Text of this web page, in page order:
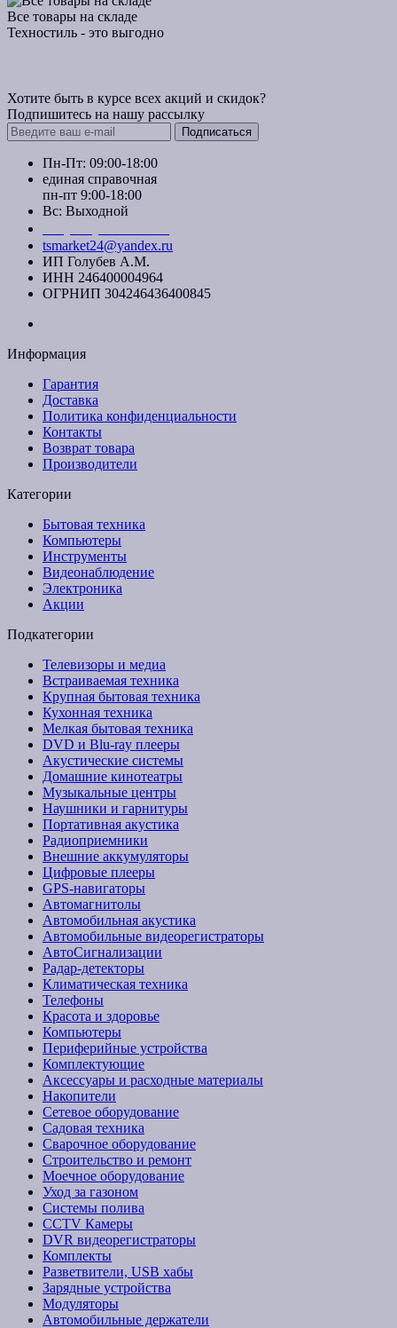
Все товары на складе
Техностиль - это выгодно
Хотите быть в курсе всех акций и скидок?
Подпишитесь на нашу рассылку
Подписаться
Пн-Пт: 09:00-18:00
единая справочная
пн-пт 9:00-18:00
Вс: Выходной
tsmarket24@yandex.ru
ИП Голубев А.М.
ИНН 246400004964
ОГРНИП 304246436400845
Информация
Гарантия
Доставка
Политика конфиденциальности
Контакты
Возврат товара
Производители
Категории
Бытовая техника
Компьютеры
Инструменты
Видеонаблюдение
Электроника
Акции
Подкатегории
Телевизоры и медиа
Встраиваемая техника
Крупная бытовая техника
Кухонная техника
Мелкая бытовая техника
DVD и Blu-ray плееры
Акустические системы
Домашние кинотеатры
Музыкальные центры
Наушники и гарнитуры
Портативная акустика
Радиоприемники
Внешние аккумуляторы
Цифровые плееры
GPS-навигаторы
Автомагнитолы
Автомобильная акустика
Автомобильные видеорегистраторы
АвтоСигнализации
Радар-детекторы
Климатическая техника
Телефоны
Красота и здоровье
Компьютеры
Периферийные устройства
Комплектующие
Аксессуары и расходные материалы
Накопители
Сетевое оборудование
Садовая техника
Сварочное оборудование
Строительство и ремонт
Моечное оборудование
Уход за газоном
Системы полива
CCTV Камеры
DVR видеорегистраторы
Комплекты
Разветвители, USB хабы
Зарядные устройства
Модуляторы
Автомобильные держатели